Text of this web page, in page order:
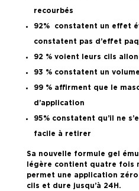
recourbés
92% constatent un effet
constatent pas d’effet
92 % voient leurs cils
93 % constatent un
99 % affirment que le
d’application
95% constatent qu’il ne
facile à retirer
Sa nouvelle formule gel
légère contient quatre fois
permet une application
cils et dure jusqu’à 24H.